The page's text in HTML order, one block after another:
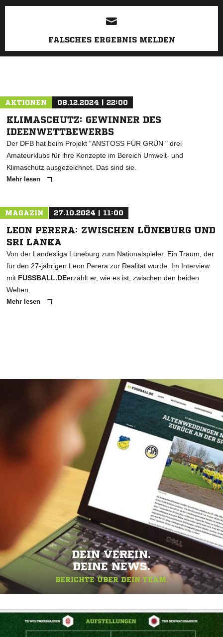
ANZEIGE
FALSCHES ERGEBNIS MELDEN
AKTIONEN 08.12.2024 | 22:00
KLIMASCHUTZ: GEWINNER DES
IDEENWETTBEWERBS
Der DFB hat beim Projekt "ANSTOSS FÜR GRÜN " drei
Amateurklubs für ihre Konzepte im Bereich Umwelt- und
Klimaschutz ausgezeichnet. Das sind sie.
Mehr lesen
MAGAZIN 27.10.2024 | 11:00
LEON PERERA: ZWISCHEN LÜNEBURG UND
SRI LANKA
Von der Landesliga Lüneburg zum Nationalspieler. Ein Traum, der
für den 27-jährigen Leon Perera zur Realität wurde. Im Interview
mit FUSSBALL.DEerzählt er, wie es ist, zwischen den beiden
Welten.
Mehr lesen
DEIN VEREIN.
DEINE NEWS.
BERICHTE ÜBER DEIN TEAM.